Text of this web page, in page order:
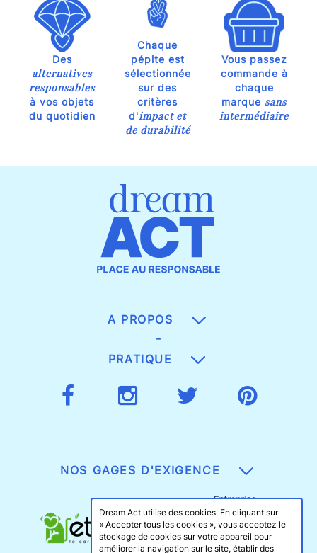
Des
alternatives
responsables
à vos objets
du quotidien
Chaque
pépite est
sélectionnée
sur des
critères
d'impact et
de durabilité
Vous passez
commande à
chaque
marque sans
intermédiaire
A PROPOS
-
PRATIQUE
NOS GAGES D'EXIGENCE
Dream Act utilise des cookies. En cliquant sur
« Accepter tous les cookies », vous acceptez le
stockage de cookies sur votre appareil pour
améliorer la navigation sur le site, établir des